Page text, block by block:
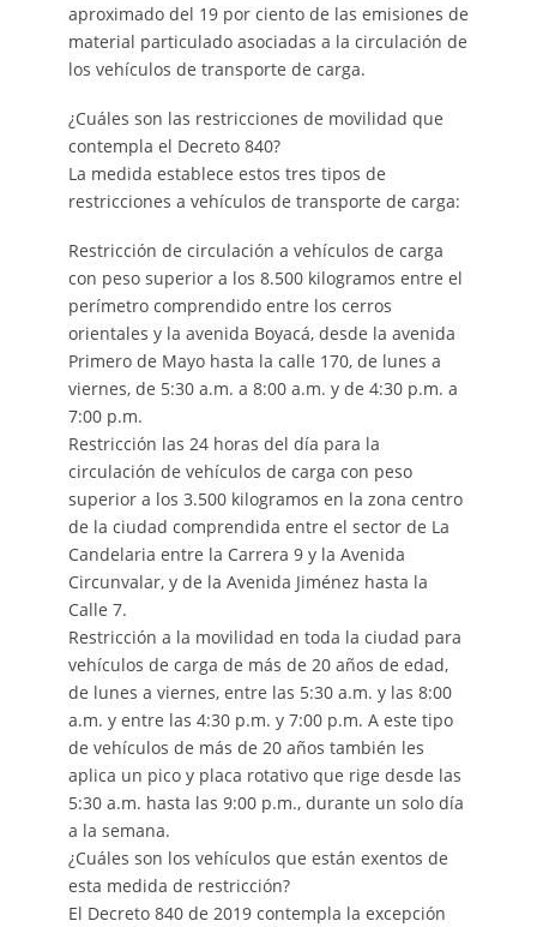
aproximado del 19 por ciento de las emisiones de
material particulado asociadas a la circulación de
los vehículos de transporte de carga.
¿Cuáles son las restricciones de movilidad que
contempla el Decreto 840?
La medida establece estos tres tipos de
restricciones a vehículos de transporte de carga:
Restricción de circulación a vehículos de carga
con peso superior a los 8.500 kilogramos entre el
perímetro comprendido entre los cerros
orientales y la avenida Boyacá, desde la avenida
Primero de Mayo hasta la calle 170, de lunes a
viernes, de 5:30 a.m. a 8:00 a.m. y de 4:30 p.m. a
7:00 p.m.
Restricción las 24 horas del día para la
circulación de vehículos de carga con peso
superior a los 3.500 kilogramos en la zona centro
de la ciudad comprendida entre el sector de La
Candelaria entre la Carrera 9 y la Avenida
Circunvalar, y de la Avenida Jiménez hasta la
Calle 7.
Restricción a la movilidad en toda la ciudad para
vehículos de carga de más de 20 años de edad,
de lunes a viernes, entre las 5:30 a.m. y las 8:00
a.m. y entre las 4:30 p.m. y 7:00 p.m. A este tipo
de vehículos de más de 20 años también les
aplica un pico y placa rotativo que rige desde las
5:30 a.m. hasta las 9:00 p.m., durante un solo día
a la semana.
¿Cuáles son los vehículos que están exentos de
esta medida de restricción?
El Decreto 840 de 2019 contempla la excepción